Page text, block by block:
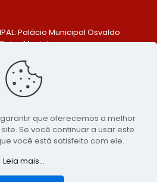
Palácio Municipal Osvaldo
Maciel
Una - PE. CEP: 553370-128
(81) 99548-1569
Assessoria de Comunicação da
São Bento do Una - PE
- Agência Digital
que oferecemos a melhor
Se você continuar a usar este
você está satisfeito com ele.
Leia mais...